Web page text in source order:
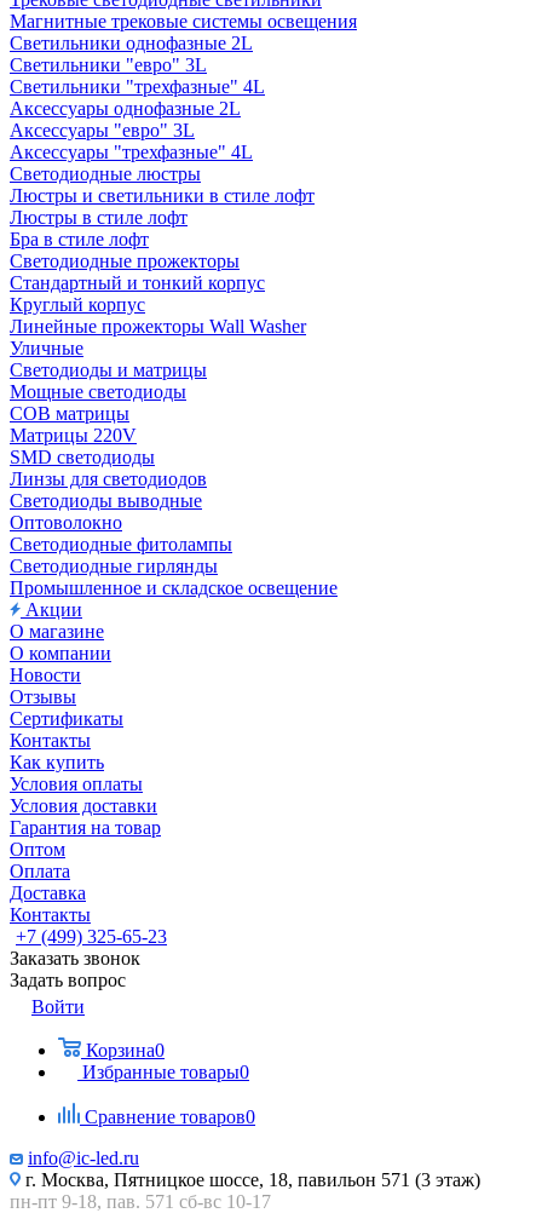
Магнитные трековые системы освещения
Светильники однофазные 2L
Светильники "евро" 3L
Светильники "трехфазные" 4L
Аксессуары однофазные 2L
Аксессуары "евро" 3L
Аксессуары "трехфазные" 4L
Светодиодные люстры
Люстры и светильники в стиле лофт
Люстры в стиле лофт
Бра в стиле лофт
Светодиодные прожекторы
Стандартный и тонкий корпус
Круглый корпус
Линейные прожекторы Wall Washer
Уличные
Светодиоды и матрицы
Мощные светодиоды
COB матрицы
Матрицы 220V
SMD светодиоды
Линзы для светодиодов
Светодиоды выводные
Оптоволокно
Светодиодные фитолампы
Светодиодные гирлянды
Промышленное и складское освещение
Акции
О магазине
О компании
Новости
Отзывы
Сертификаты
Контакты
Как купить
Условия оплаты
Условия доставки
Гарантия на товар
Оптом
Оплата
Доставка
Контакты
+7 (499) 325-65-23
Заказать звонок
Задать вопрос
Войти
Корзина0
Избранные товары0
Сравнение товаров0
info@ic-led.ru
г. Москва, Пятницкое шоссе, 18, павильон 571 (3 этаж)
пн-пт 9-18, пав. 571 сб-вс 10-17